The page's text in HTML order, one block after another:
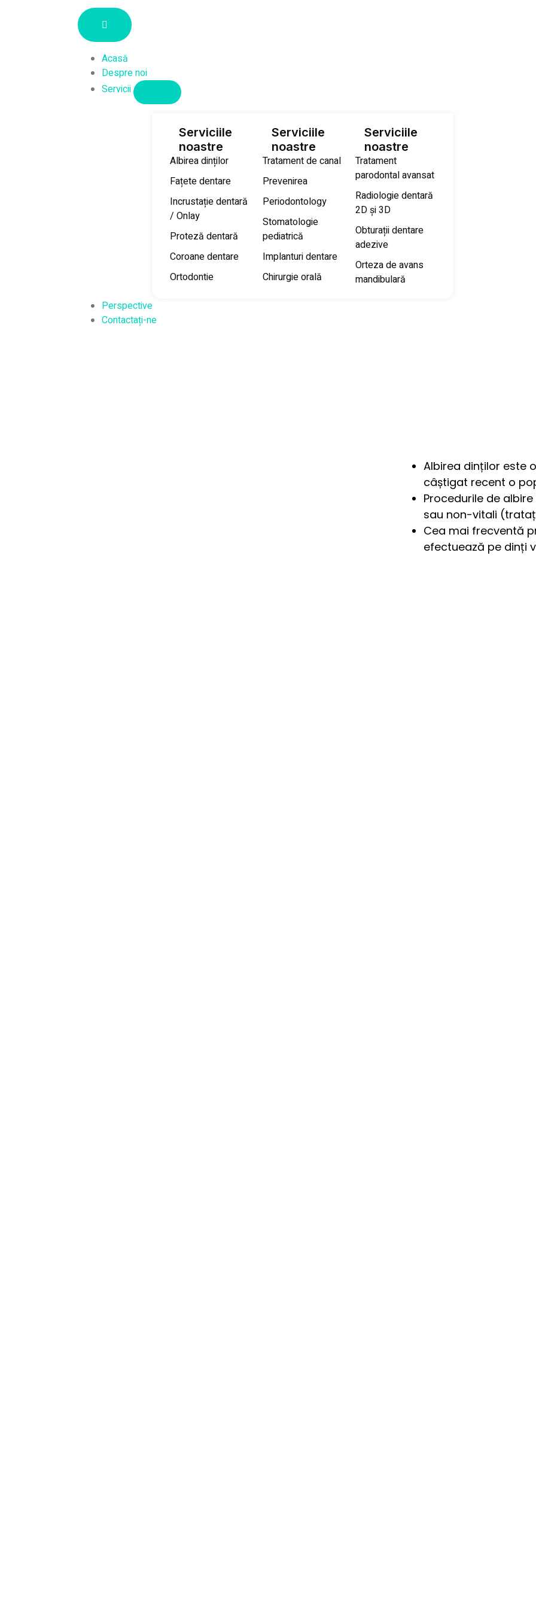
Acasă
Despre noi
Servicii
Serviciile
noastre
Albirea dinților
Fațete dentare
Incrustație dentară
/ Onlay
Proteză dentară
Coroane dentare
Ortodontie
Serviciile
noastre
Tratament de canal
Prevenirea
Periodontology
Stomatologie
pediatrică
Implanturi dentare
Chirurgie orală
Serviciile
noastre
Tratament
parodontal avansat
Radiologie dentară
2D și 3D
Obturații dentare
adezive
Orteza de avans
mandibulară
Perspective
Contactați-ne
Albirea dinților este
câștigat recent o
Procedurile de
sau non-vitali
Cea mai frecventă
efectuează pe dinți